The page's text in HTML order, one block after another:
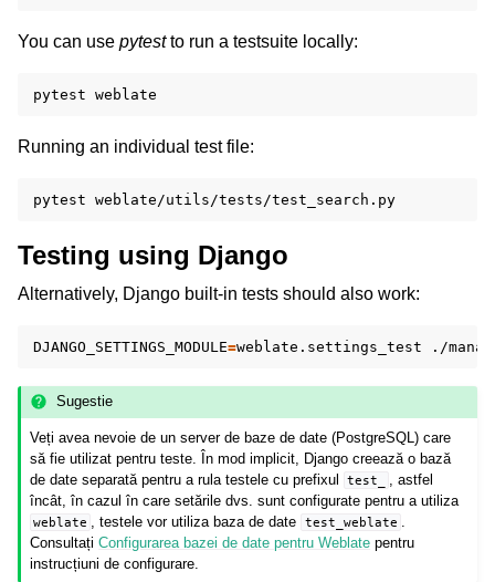
You can use pytestto run a testsuite locally:
pytest
Running an individual test file:
pytest
Testing using Django
Alternatively, Django built-in tests should also work:
DJANGO_SETTINGS_MODULE=weblate.settings_test ./
Sugestie
Veți avea nevoie de un server de baze de date (PostgreSQL) care
să fie utilizat pentru teste. În mod implicit, Django creează o bază
de date separată pentru a rula testele cu prefixul
test_
, astfel
încât, în cazul în care setările dvs. sunt configurate pentru a utiliza
weblate , testele vor utiliza baza de date test_weblate
ConsultațiConfigurarea bazei de date pentru Weblate pentru
instrucțiuni de configurare.